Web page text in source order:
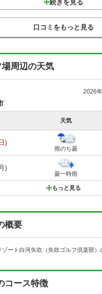
続きを見る
口コミをもっと見る
場周辺の天気
2026
天気
)
雨のち曇
)
曇一時雨
もっと見る
概要
コース特徴